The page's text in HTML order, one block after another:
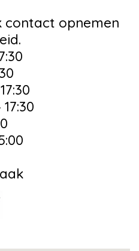
contact opnemen